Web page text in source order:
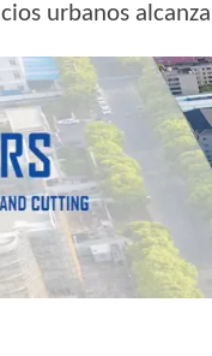
urbanos